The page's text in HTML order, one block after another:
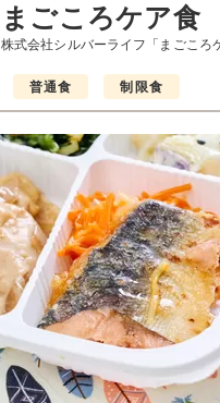
まごころケア食
株式会社シルバーライフ「まごころ
普通食 制限食
制限食